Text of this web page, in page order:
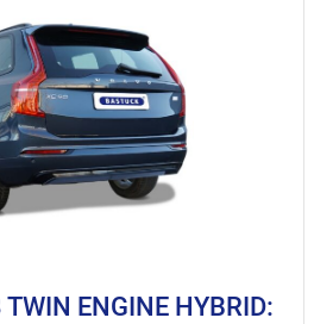
ENGINE HYBRID: